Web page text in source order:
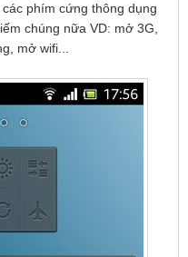
phím cứng thông dụng
chúng nữa VD: mở 3G,
mở wifi...